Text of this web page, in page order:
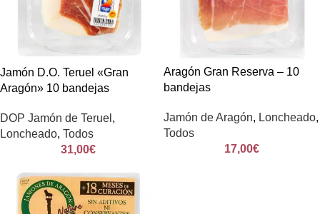
Jamón D.O. Teruel «Gran
Aragón» 10 bandejas
DOP Jamón de Teruel ,
Loncheado, Todos
31,00€
Aragón Gran Reserva – 10
bandejas
Jamón de Aragón, Loncheado,
Todos
17,00€